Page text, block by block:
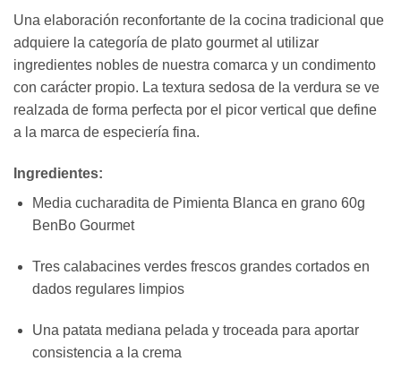
Una elaboración reconfortante de la cocina tradicional que
adquiere la categoría de plato gourmet al utilizar
ingredientes nobles de nuestra comarca y un condimento
con carácter propio. La textura sedosa de la verdura se ve
realzada de forma perfecta por el picor vertical que define
a la marca de especiería fina.
Ingredientes:
Media cucharadita de Pimienta Blanca en grano 60g
BenBo Gourmet
Tres calabacines verdes frescos grandes cortados en
dados regulares limpios
Una patata mediana pelada y troceada para aportar
consistencia a la crema